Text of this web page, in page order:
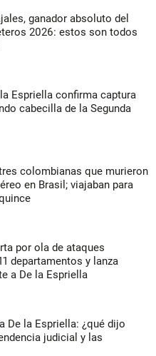
ganador absoluto del
2026: estos son todos
Espriella confirma captura
cabecilla de la Segunda
colombianas que murieron
en Brasil; viajaban para
por ola de ataques
departamentos y lanza
a De la Espriella
De la Espriella: ¿qué dijo
judicial y las